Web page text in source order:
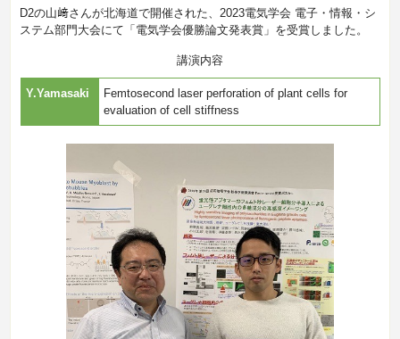
D2の山﨑さんが北海道で開催された、2023電気学会 電子・情報・シ
ステム部門大会にて「電気学会優勝論文発表賞」を受賞しました。
講演内容
Y.Yamasaki
Femtosecond laser perforation of plant cells for
evaluation of cell stiffness